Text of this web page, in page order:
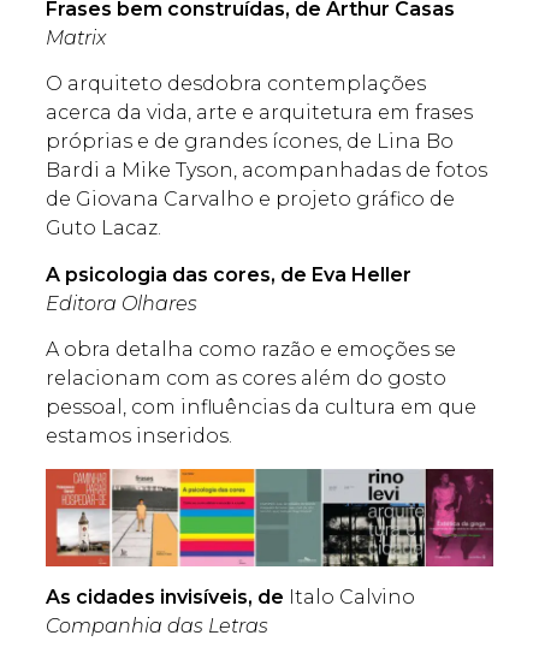
Frases bem construídas, de Arthur Casas
Matrix
O arquiteto desdobra contemplações
acerca da vida, arte e arquitetura em frases
próprias e de grandes ícones, de Lina Bo
Bardi a Mike Tyson, acompanhadas de fotos
de Giovana Carvalho e projeto gráfico de
Guto Lacaz.
A psicologia das cores, de Eva Heller
Editora Olhares
A obra detalha como razão e emoções se
relacionam com as cores além do gosto
pessoal, com influências da cultura em que
estamos inseridos.
As cidades invisíveis, de Italo Calvino
Companhia das Letras